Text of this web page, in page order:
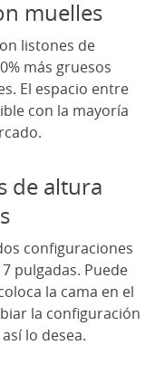
muelles
listones de
más gruesos
El espacio entre
con la mayoría
de altura
configuraciones
pulgadas. Puede
la cama en el
la configuración
lo desea.